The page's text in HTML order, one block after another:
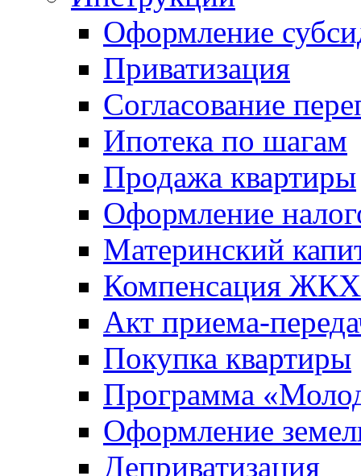
Оформление
Приватизация
Согласование
Ипотека по шагам
Продажа квартиры
Оформление
Материнский
Компенсация ЖКХ
Акт приема-
Покупка квартиры
Программа
Оформление
Деприватизация